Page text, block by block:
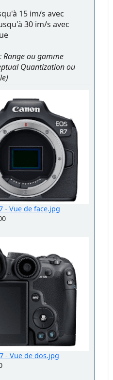
15 im/s avec
30 im/s avec
Range ou gamme
Quantization ou
- Vue de face.jpg
- Vue de dos.jpg